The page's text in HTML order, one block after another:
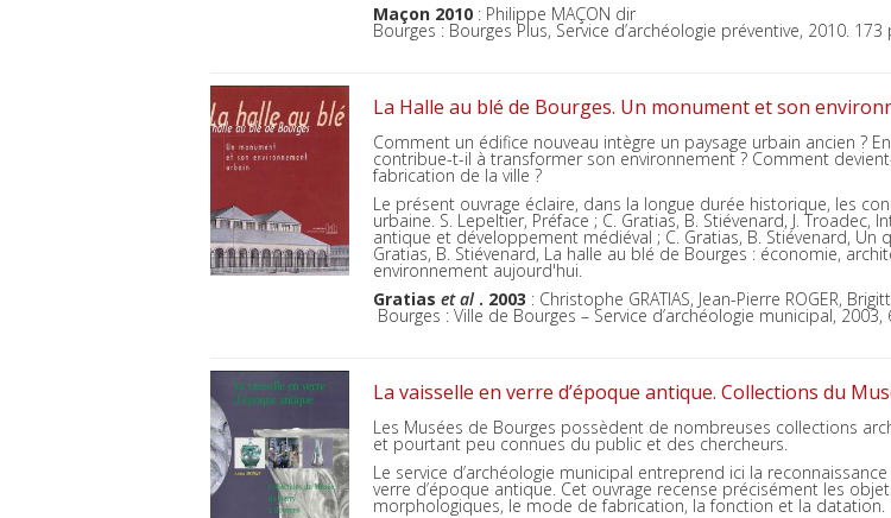
Maçon 2010 : Philippe MAÇON dir
Bourges : Bourges Plus, Service d’archéologie préventive, 2010.
La Halle au blé de Bourges. Un monument et son
Comment un édifice nouveau intègre un paysage urbain ancien ?
contribue-t-il à transformer son environnement ? Comment
fabrication de la ville ?
Le présent ouvrage éclaire, dans la longue durée historique, les
urbaine. S. Lepeltier, Préface ; C. Gratias, B. Stiévenard, J.
antique et développement médiéval ; C. Gratias, B. Stiévenard,
Gratias, B. Stiévenard, La halle au blé de Bourges : économie,
environnement aujourd'hui.
Gratias et al . 2003 : Christophe GRATIAS, Jean-Pierre ROGER,
Bourges : Ville de Bourges – Service d’archéologie municipal, 2003,
La vaisselle en verre d’époque antique. Collections du
Les Musées de Bourges possèdent de nombreuses collections
et pourtant peu connues du public et des chercheurs.
Le service d’archéologie municipal entreprend ici la
verre d’époque antique. Cet ouvrage recense précisément les
morphologiques, le mode de fabrication, la fonction et la datation.